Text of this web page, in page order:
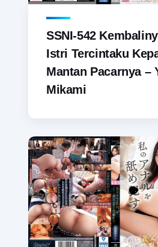
SSNI-542
Istri Tercintaku
Mantan Pacarnya –
Mikami